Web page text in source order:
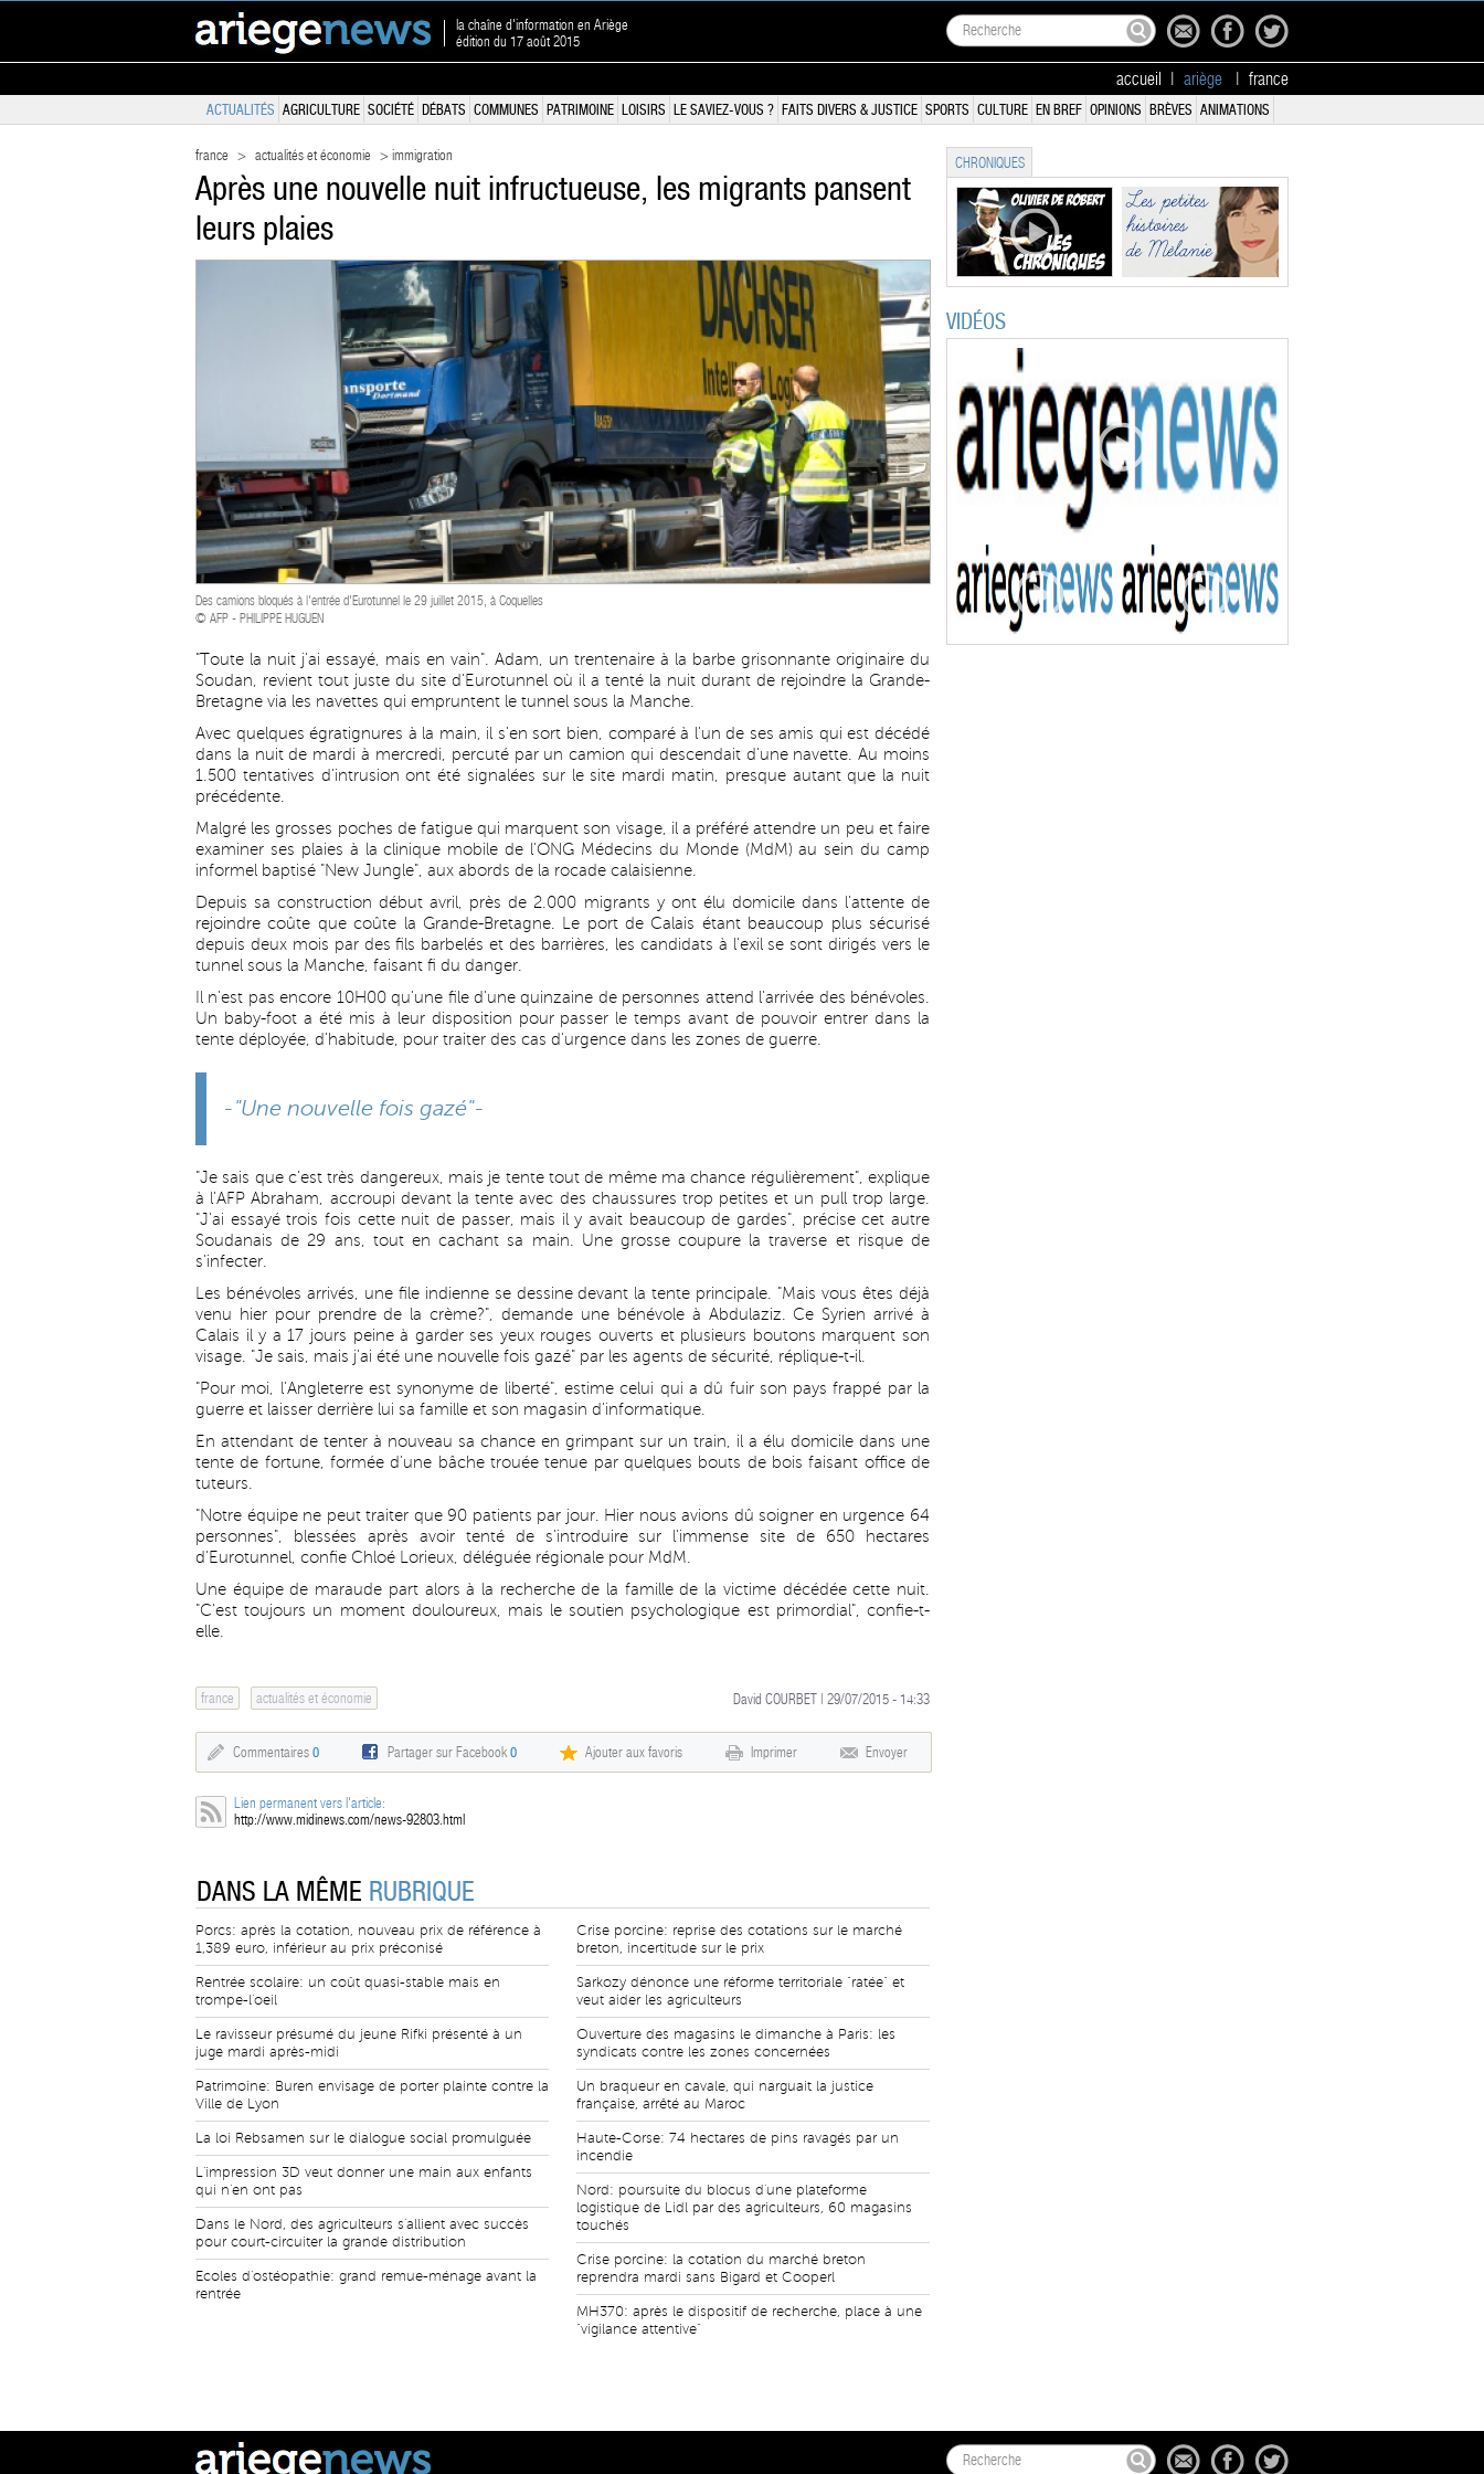
la chaîne d'information en Ariège
édition du 17 août 2015
accueil ariège france
ACTUALITÉS AGRICULTURE SOCIÉTÉ DÉBATS COMMUNES PATRIMOINE LOISIRS LE SAVIEZ-VOUS ? FAITS DIVERS & JUSTICE SPORTS CULTURE EN BREF OPINIONS BRÈVES ANIMATIONS
france > actualités et économie > immigration
Après une nouvelle nuit infructueuse, les migrants pansent
leurs plaies
Des camions bloqués à l'entrée d'Eurotunnel le 29 juillet 2015, à Coquelles
© AFP - PHILIPPE HUGUEN
"Toute la nuit j'ai essayé, mais en vain". Adam, un trentenaire à la barbe grisonnante originaire du
Soudan, revient tout juste du site d'Eurotunnel où il a tenté la nuit durant de rejoindre la Grande-
Bretagne via les navettes qui empruntent le tunnel sous la Manche.
Avec quelques égratignures à la main, il s'en sort bien, comparé à l'un de ses amis qui est décédé
dans la nuit de mardi à mercredi, percuté par un camion qui descendait d'une navette. Au moins
1.500 tentatives d'intrusion ont été signalées sur le site mardi matin, presque autant que la nuit
précédente.
Malgré les grosses poches de fatigue qui marquent son visage, il a préféré attendre un peu et faire
examiner ses plaies à la clinique mobile de l'ONG Médecins du Monde (MdM) au sein du camp
informel baptisé "New Jungle", aux abords de la rocade calaisienne.
Depuis sa construction début avril, près de 2.000 migrants y ont élu domicile dans l'attente de
rejoindre coûte que coûte la Grande-Bretagne. Le port de Calais étant beaucoup plus sécurisé
depuis deux mois par des fils barbelés et des barrières, les candidats à l'exil se sont dirigés vers le
tunnel sous la Manche, faisant fi du danger.
Il n'est pas encore 10H00 qu'une file d'une quinzaine de personnes attend l'arrivée des bénévoles.
Un baby-foot a été mis à leur disposition pour passer le temps avant de pouvoir entrer dans la
tente déployée, d'habitude, pour traiter des cas d'urgence dans les zones de guerre.
-"Une nouvelle fois gazé"-
"Je sais que c'est très dangereux, mais je tente tout de même ma chance régulièrement", explique
à l'AFP Abraham, accroupi devant la tente avec des chaussures trop petites et un pull trop large.
"J'ai essayé trois fois cette nuit de passer, mais il y avait beaucoup de gardes", précise cet autre
Soudanais de 29 ans, tout en cachant sa main. Une grosse coupure la traverse et risque de
s'infecter.
Les bénévoles arrivés, une file indienne se dessine devant la tente principale. "Mais vous êtes déjà
venu hier pour prendre de la crème?", demande une bénévole à Abdulaziz. Ce Syrien arrivé à
Calais il y a 17 jours peine à garder ses yeux rouges ouverts et plusieurs boutons marquent son
visage. "Je sais, mais j'ai été une nouvelle fois gazé" par les agents de sécurité, réplique-t-il.
"Pour moi, l'Angleterre est synonyme de liberté", estime celui qui a dû fuir son pays frappé par la
guerre et laisser derrière lui sa famille et son magasin d'informatique.
En attendant de tenter à nouveau sa chance en grimpant sur un train, il a élu domicile dans une
tente de fortune, formée d'une bâche trouée tenue par quelques bouts de bois faisant office de
tuteurs.
"Notre équipe ne peut traiter que 90 patients par jour. Hier nous avions dû soigner en urgence 64
personnes", blessées après avoir tenté de s'introduire sur l'immense site de 650 hectares
d'Eurotunnel, confie Chloé Lorieux, déléguée régionale pour MdM.
Une équipe de maraude part alors à la recherche de la famille de la victime décédée cette nuit.
"C'est toujours un moment douloureux, mais le soutien psychologique est primordial", confie-t-
elle.
france actualités et économie David COURBET | 29/07/2015 - 14:33
Commentaires 0 Partager sur Facebook0 Ajouter aux favoris Imprimer Envoyer
Lien permanent vers l'article:
http://www.midinews.com/news-92803.html
DANS LA MÊME RUBRIQUE
Porcs: après la cotation, nouveau prix de référence à
1,389 euro, inférieur au prix préconisé
Rentrée scolaire: un coût quasi-stable mais en
trompe-l'oeil
Le ravisseur présumé du jeune Rifki présenté à un
juge mardi après-midi
Patrimoine: Buren envisage de porter plainte contre la
Ville de Lyon
La loi Rebsamen sur le dialogue social promulguée
L'impression 3D veut donner une main aux enfants
qui n'en ont pas
Dans le Nord, des agriculteurs s'allient avec succès
pour court-circuiter la grande distribution
Ecoles d'ostéopathie: grand remue-ménage avant la
rentrée
Crise porcine: reprise des cotations sur le marché
breton, incertitude sur le prix
Sarkozy dénonce une réforme territoriale "ratée" et
veut aider les agriculteurs
Ouverture des magasins le dimanche à Paris: les
syndicats contre les zones concernées
Un braqueur en cavale, qui narguait la justice
française, arrêté au Maroc
Haute-Corse: 74 hectares de pins ravagés par un
incendie
Nord: poursuite du blocus d'une plateforme
logistique de Lidl par des agriculteurs, 60 magasins
touchés
Crise porcine: la cotation du marché breton
reprendra mardi sans Bigard et Cooperl
MH370: après le dispositif de recherche, place à une
"vigilance attentive"
CHRONIQUES
VIDÉOS